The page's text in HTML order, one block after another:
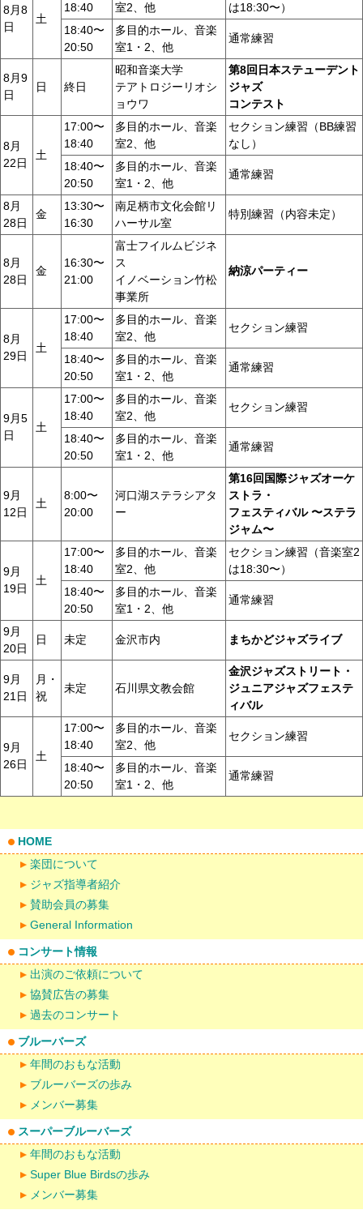
HOME
楽団について
ジャズ指導者紹介
賛助会員の募集
General Information
コンサート情報
出演のご依頼について
協賛広告の募集
過去のコンサート
ブルーバーズ
年間のおもな活動
ブルーバーズの歩み
メンバー募集
スーパーブルーバーズ
年間のおもな活動
Super Blue Birdsの歩み
メンバー募集
8月8
日
土
18:40
室2、他
は18:30〜）
18:40〜
20:50
多目的ホール、音楽
室1・2、他
通常練習
8月9
日
日 終日
昭和音楽大学
テアトロジーリオシ
ョウワ
第8回日本ステューデント
ジャズ
コンテスト
8月
22日
土
17:00〜
18:40
多目的ホール、音楽
室2、他
セクション練習（BB練習
なし）
18:40〜
20:50
多目的ホール、音楽
室1・2、他
通常練習
8月
28日
金
13:30〜
16:30
南足柄市文化会館リ
ハーサル室
特別練習（内容未定）
8月
28日
金
16:30〜
21:00
富士フイルムビジネ
ス
イノベーション竹松
事業所
納涼パーティー
8月
29日
土
17:00〜
18:40
多目的ホール、音楽
室2、他
セクション練習
18:40〜
20:50
多目的ホール、音楽
室1・2、他
通常練習
9月5
日
土
17:00〜
18:40
多目的ホール、音楽
室2、他
セクション練習
18:40〜
20:50
多目的ホール、音楽
室1・2、他
通常練習
9月
12日
土
8:00〜
20:00
河口湖ステラシアタ
ー
第16回国際ジャズオーケ
ストラ・
フェスティバル 〜ステラ
ジャム〜
9月
19日
土
17:00〜
18:40
多目的ホール、音楽
室2、他
セクション練習（音楽室2
は18:30〜）
18:40〜
20:50
多目的ホール、音楽
室1・2、他
通常練習
9月
20日
日 未定 金沢市内 まちかどジャズライブ
9月
21日
月・
祝
未定 石川県文教会館
金沢ジャズストリート・
ジュニアジャズフェステ
ィバル
9月
26日
土
17:00〜
18:40
多目的ホール、音楽
室2、他
セクション練習
18:40〜
20:50
多目的ホール、音楽
室1・2、他
通常練習